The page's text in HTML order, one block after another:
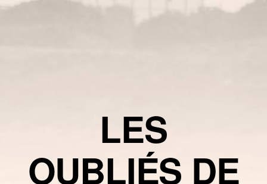
LES
OUBLIÉS DE